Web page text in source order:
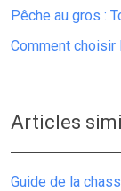
Pêche au gros :
Comment choisir
Articles
Guide de la